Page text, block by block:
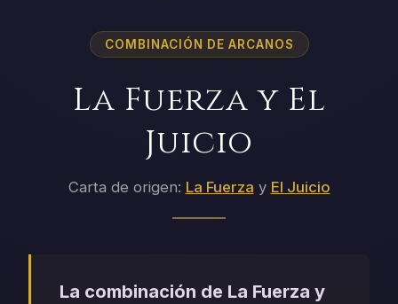
COMBINACIÓN DE ARCANOS
La Fuerza y El
Juicio
Carta de origen: La Fuerza y El Juicio
La combinación de La Fuerza y